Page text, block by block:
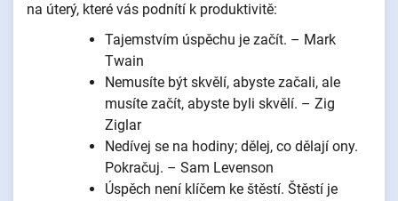
na úterý, které vás podnítí k produktivitě:
Tajemstvím úspěchu je začít. – Mark
Twain
Nemusíte být skvělí, abyste začali, ale
musíte začít, abyste byli skvělí. – Zig
Ziglar
Nedívej se na hodiny; dělej, co dělají ony.
Pokračuj. – Sam Levenson
Úspěch není klíčem ke štěstí. Štěstí je